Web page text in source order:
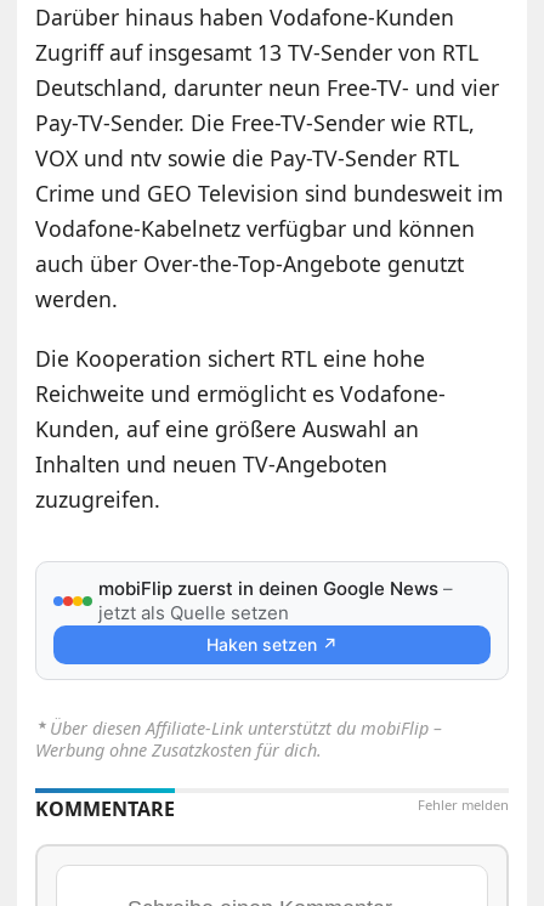
Darüber hinaus haben Vodafone-Kunden
Zugriff auf insgesamt 13 TV-Sender von RTL
Deutschland, darunter neun Free-TV- und vier
Pay-TV-Sender. Die Free-TV-Sender wie RTL,
VOX und ntv sowie die Pay-TV-Sender RTL
Crime und GEO Television sind bundesweit im
Vodafone-Kabelnetz verfügbar und können
auch über Over-the-Top-Angebote genutzt
werden.
Die Kooperation sichert RTL eine hohe
Reichweite und ermöglicht es Vodafone-
Kunden, auf eine größere Auswahl an
Inhalten und neuen TV-Angeboten
zuzugreifen.
mobiFlip zuerst in deinen Google News –
jetzt als Quelle setzen
Haken setzen ↗
⋆ Über diesen Affiliate-Link unterstützt du mobiFlip –
Werbung ohne Zusatzkosten für dich.
Fehler melden
KOMMENTARE